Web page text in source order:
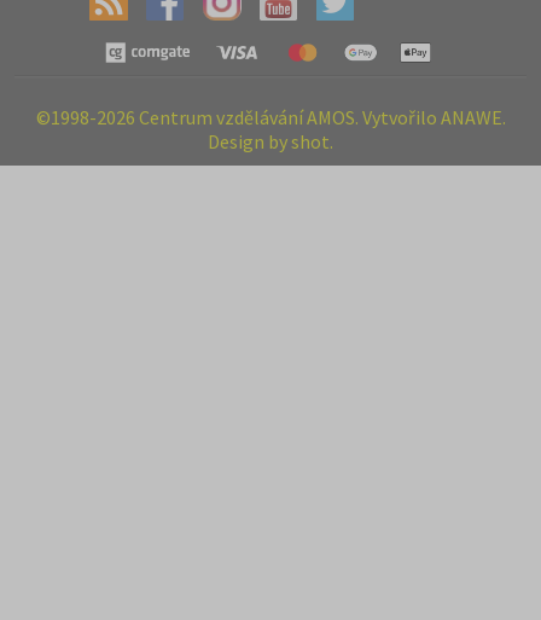
©1998-2026 Centrum vzdělávání AMOS. Vytvořilo ANAWE.
Design by shot.